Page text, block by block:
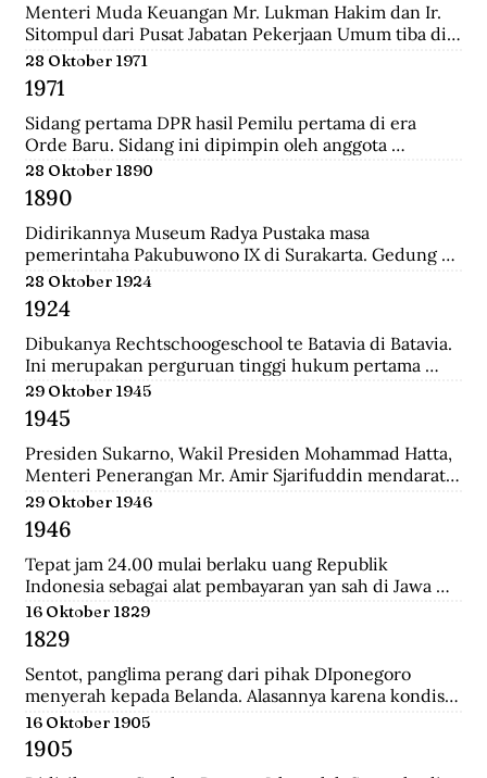
Menteri Muda Keuangan Mr. Lukman Hakim dan Ir.
Sitompul dari Pusat Jabatan Pekerjaan Umum tiba di
Medan dengan pesawat Sekutu dari Palembang. Di
lapangan tembak mereka disambut oleh Mr. Mohd.
Jusuf.
28 Oktober 1971
1971
Sidang pertama DPR hasil Pemilu pertama di era
Orde Baru. Sidang ini dipimpin oleh anggota
parlemen tertua dibantu anggota parlemen termuda,
yaitu K.H. Bisri Sjamsuri (84 tahun) dari Partai NU dan
Anak Agung Oka Mahendra (25 tahun) dari Golkar.
28 Oktober 1890
1890
Didirikannya Museum Radya Pustaka masa
pemerintaha Pakubuwono IX di Surakarta. Gedung
ini merupakan rumah kediaman seorang warga
Belanda bernama Johannes Busselaar yang berisikan
koleksi wayang kulit, buku kuno, dan arca.
28 Oktober 1924
1924
Dibukanya Rechtschoogeschool te Batavia di Batavia.
Ini merupakan perguruan tinggi hukum pertama
yang didirikan oleh Gubernur Jenderal J.B van heutsz.
Saat ini menjadi Fakultas Hukum Universitas
Indonesia.
29 Oktober 1945
1945
Presiden Sukarno, Wakil Presiden Mohammad Hatta,
Menteri Penerangan Mr. Amir Sjarifuddin mendarat
di Surabaya atas permintaan Sekutu. Mereka disertai
beberapa perwira Inggris dan wartawan-wartawan
luar negeri.
29 Oktober 1946
1946
Tepat jam 24.00 mulai berlaku uang Republik
Indonesia sebagai alat pembayaran yan sah di Jawa
dan Madura. Dengan demikian uang yang berlalu
sebelumnya tidak lagi berlaku.
16 Oktober 1829
1829
Sentot, panglima perang dari pihak DIponegoro
menyerah kepada Belanda. Alasannya karena kondisi
perekonomian yang memburuk akibat perang yang
tak kunung usai.
16 Oktober 1905
1905